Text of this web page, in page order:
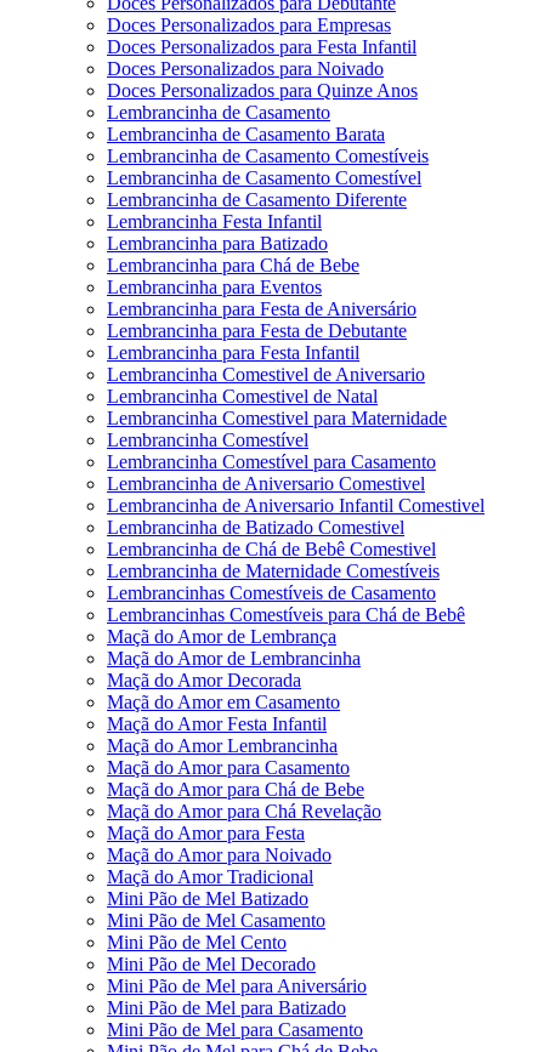
Doces Personalizados para Empresas
Doces Personalizados para Festa Infantil
Doces Personalizados para Noivado
Doces Personalizados para Quinze Anos
Lembrancinha de Casamento
Lembrancinha de Casamento Barata
Lembrancinha de Casamento Comestíveis
Lembrancinha de Casamento Comestível
Lembrancinha de Casamento Diferente
Lembrancinha Festa Infantil
Lembrancinha para Batizado
Lembrancinha para Chá de Bebe
Lembrancinha para Eventos
Lembrancinha para Festa de Aniversário
Lembrancinha para Festa de Debutante
Lembrancinha para Festa Infantil
Lembrancinha Comestivel de Aniversario
Lembrancinha Comestivel de Natal
Lembrancinha Comestivel para Maternidade
Lembrancinha Comestível
Lembrancinha Comestível para Casamento
Lembrancinha de Aniversario Comestivel
Lembrancinha de Aniversario Infantil Comestivel
Lembrancinha de Batizado Comestivel
Lembrancinha de Chá de Bebê Comestivel
Lembrancinha de Maternidade Comestíveis
Lembrancinhas Comestíveis de Casamento
Lembrancinhas Comestíveis para Chá de Bebê
Maçã do Amor de Lembrança
Maçã do Amor de Lembrancinha
Maçã do Amor Decorada
Maçã do Amor em Casamento
Maçã do Amor Festa Infantil
Maçã do Amor Lembrancinha
Maçã do Amor para Casamento
Maçã do Amor para Chá de Bebe
Maçã do Amor para Chá Revelação
Maçã do Amor para Festa
Maçã do Amor para Noivado
Maçã do Amor Tradicional
Mini Pão de Mel Batizado
Mini Pão de Mel Casamento
Mini Pão de Mel Cento
Mini Pão de Mel Decorado
Mini Pão de Mel para Aniversário
Mini Pão de Mel para Batizado
Mini Pão de Mel para Casamento